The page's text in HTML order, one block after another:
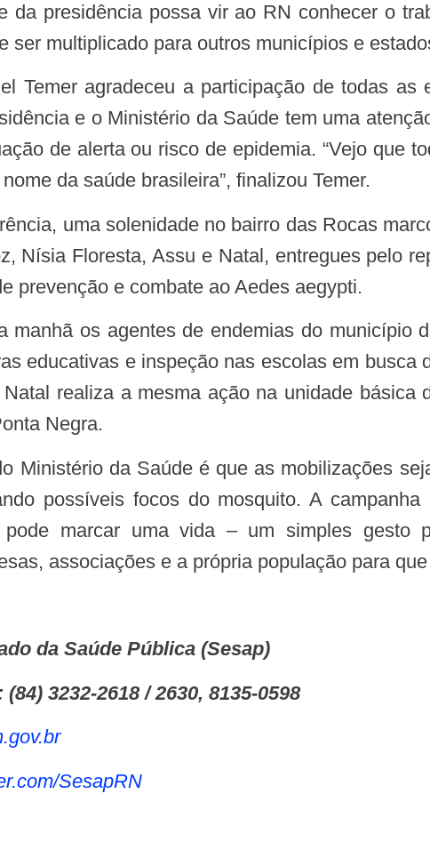
da presidência possa vir ao RN conhecer o
ser multiplicado para outros municípios e
e o Ministério da Saúde tem uma
de alerta ou risco de epidemia. “Vejo que
da saúde brasileira”, finalizou Temer.
Nísia Floresta, Assu e Natal, entregues pelo
prevenção e combate ao Aedes aegypti.
educativas e inspeção nas escolas em
realiza a mesma ação na unidade
Negra.
possíveis focos do mosquito. A
pode marcar uma vida – um simples gesto
associações e a própria população para
da Saúde Pública (Sesap)
(84) 3232-2618 / 2630, 8135-0598
SesapRN